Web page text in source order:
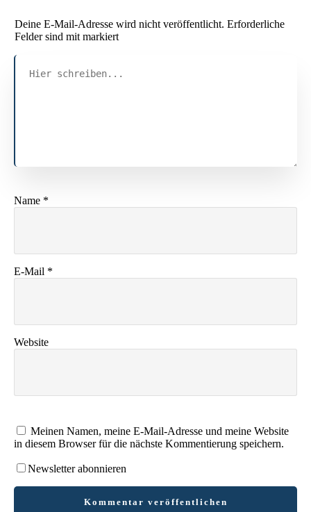
Deine E-Mail-Adresse wird nicht veröffentlicht. Erforderliche
Felder sind mit markiert
Name *
E-Mail *
Website
Meinen Namen, meine E-Mail-Adresse und meine Website
in diesem Browser für die nächste Kommentierung speichern.
Newsletter abonnieren
Kommentar veröffentlichen